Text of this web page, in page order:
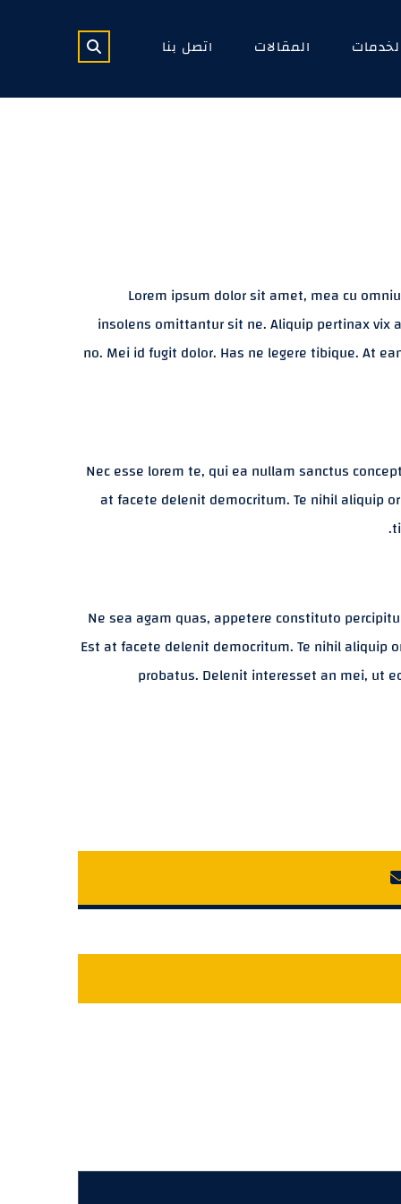
المقالات اتصل بنا
Lorem ipsum dolor sit amet, mea cu
insolens omittantur sit ne. Aliquip pertinax vix
no. Mei id fugit dolor. Has ne legere tibique. At
Nec esse lorem te, qui ea nullam sanctus
at facete delenit democritum. Te nihil aliquip
Ne sea agam quas, appetere constituto
Est at facete delenit democritum. Te nihil aliquip
probatus. Delenit interesset an mei, ut